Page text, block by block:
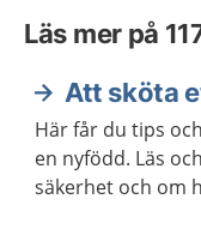
Läs mer på
Att sköta
Här får du tips
en nyfödd. Läs
säkerhet och om